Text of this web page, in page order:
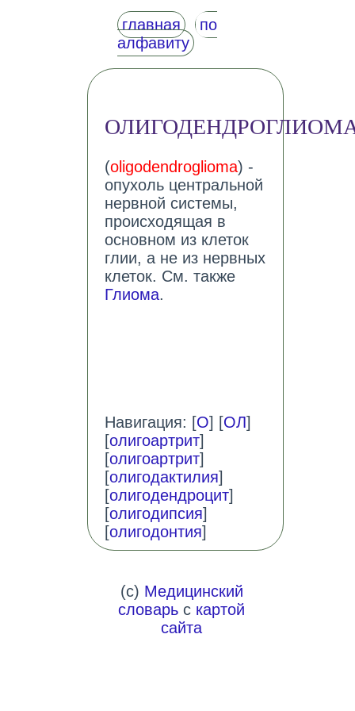
главная
по
алфавиту
(oligodendroglioma) -
опухоль центральной
нервной системы,
происходящая в
основном из клеток
глии, а не из нервных
клеток. См. также
Глиома.
Навигация: [О] [ОЛ]
[олигоартрит]
[олигоартрит]
[олигодактилия]
[олигодендроцит]
[олигодипсия]
[олигодонтия]
(c) Медицинский
словарь с картой
сайта